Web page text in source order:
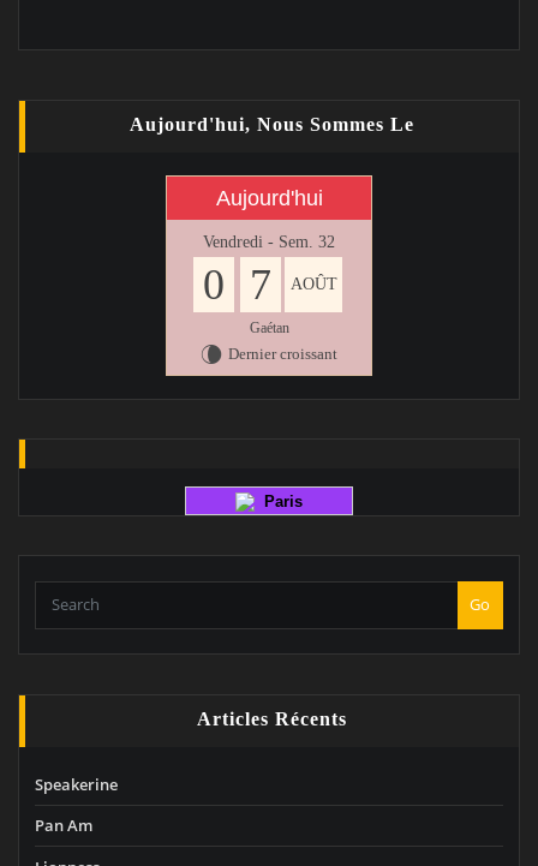
Aujourd'hui, Nous Sommes Le
Aujourd'hui
Vendredi - Sem. 32
0 7 AOÛT
Gaétan
V Dernier croissant
Paris
Go
Articles Récents
Speakerine
Pan Am